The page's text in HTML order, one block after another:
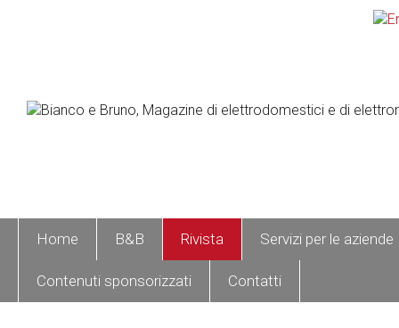
Home B&B Rivista Servizi per le aziende
Contenuti sponsorizzati Contatti